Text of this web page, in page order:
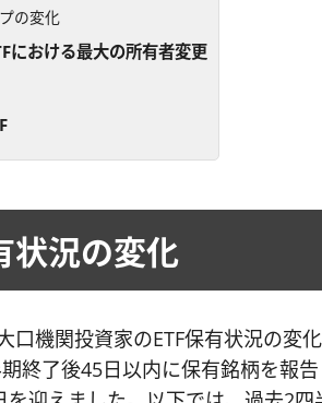
の変化
における最大の所有者変更
状況の変化
口機関投資家のETF保有状況の変
終了後45日以内に保有銘柄を報